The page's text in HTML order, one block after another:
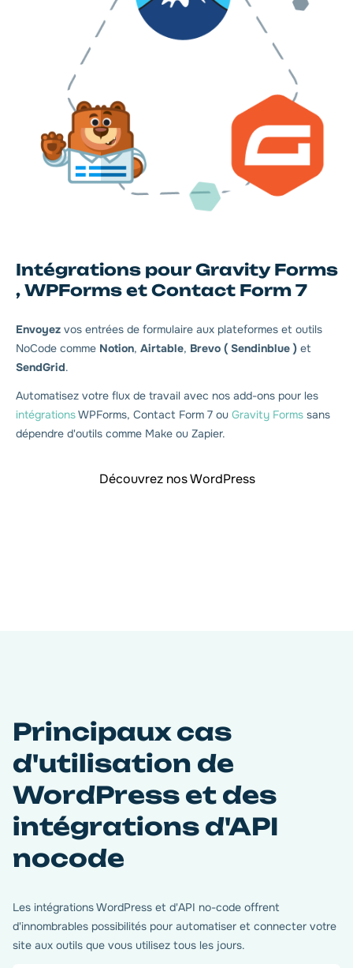
Intégrations pour Gravity Forms
, WPForms et Contact Form 7
Envoyez vos entrées de formulaire aux plateformes et outils
NoCode comme Notion, Airtable, Brevo ( Sendinblue ) et
SendGrid.
Automatisez votre flux de travail avec nos add-ons pour les
intégrationsWPForms, Contact Form 7 ou Gravity Forms sans
dépendre d'outils comme Make ou Zapier.
Découvrez nos WordPress
Principaux cas
d'utilisation de
WordPress et des
intégrations d'API
nocode
Les intégrations WordPress et d'API no-code offrent
d'innombrables possibilités pour automatiser et connecter votre
site aux outils que vous utilisez tous les jours.